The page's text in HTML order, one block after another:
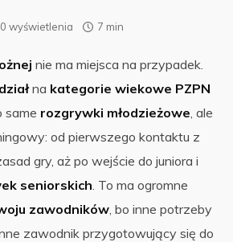
wyświetlenia 7 min
nie ma miejsca na przypadek.
na kategorie wiekowe PZPN
same rozgrywki młodzieżowe, ale
od pierwszego kontaktu z
gry, aż po wejście do juniora i
seniorskich. To ma ogromne
zawodników, bo inne potrzeby
zawodnik przygotowujący się do